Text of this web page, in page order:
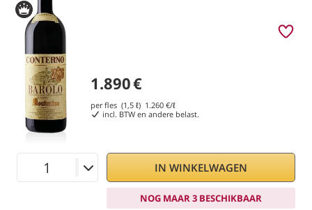
1.890€
per fles (1,5 ℓ) 1.260 €/ℓ
incl. BTW en andere belast.
IN WINKELWAGEN
NOG MAAR 3 BESCHIKBAAR